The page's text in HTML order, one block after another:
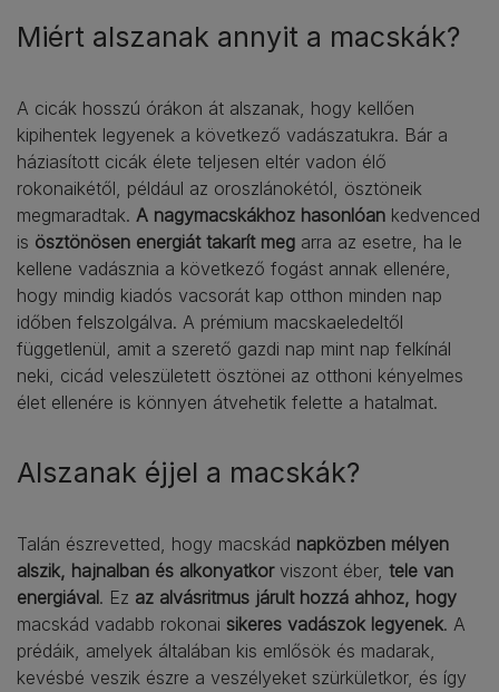
Miért alszanak annyit a macskák?
A cicák hosszú órákon át alszanak, hogy kellően
kipihentek legyenek a következő vadászatukra. Bár a
háziasított cicák élete teljesen eltér vadon élő
rokonaikétől, például az oroszlánokétól, ösztöneik
megmaradtak. A nagymacskákhoz hasonlóan kedvenced
is ösztönösen energiát takarít meg arra az esetre, ha le
kellene vadásznia a következő fogást annak ellenére,
hogy mindig kiadós vacsorát kap otthon minden nap
időben felszolgálva. A prémium macskaeledeltől
függetlenül, amit a szerető gazdi nap mint nap felkínál
neki, cicád veleszületett ösztönei az otthoni kényelmes
élet ellenére is könnyen átvehetik felette a hatalmat.
Alszanak éjjel a macskák?
Talán észrevetted, hogy macskád napközben mélyen
alszik, hajnalban és alkonyatkorviszont éber, tele van
energiával. Ez az alvásritmus járult hozzá ahhoz, hogy
macskád vadabb rokonai sikeres vadászok legyenek. A
prédáik, amelyek általában kis emlősök és madarak,
kevésbé veszik észre a veszélyeket szürkületkor, és így